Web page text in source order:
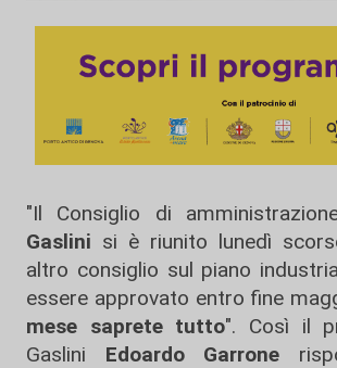
"Il Consiglio di
Gaslini si è riunito lunedì
altro consiglio sul piano
essere approvato entro fine
mese saprete tutto". Così il
Gaslini Edoardo Garrone